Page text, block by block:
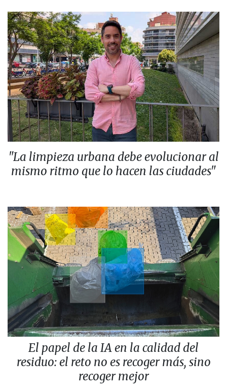
"La limpieza urbana debe evolucionar al
mismo ritmo que lo hacen las ciudades"
El papel de la IA en la calidad del
residuo: el reto no es recoger más, sino
recoger mejor